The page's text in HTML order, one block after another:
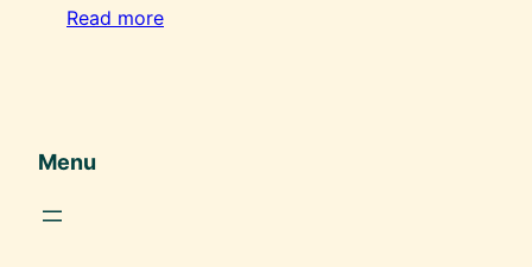
Read more
Menu